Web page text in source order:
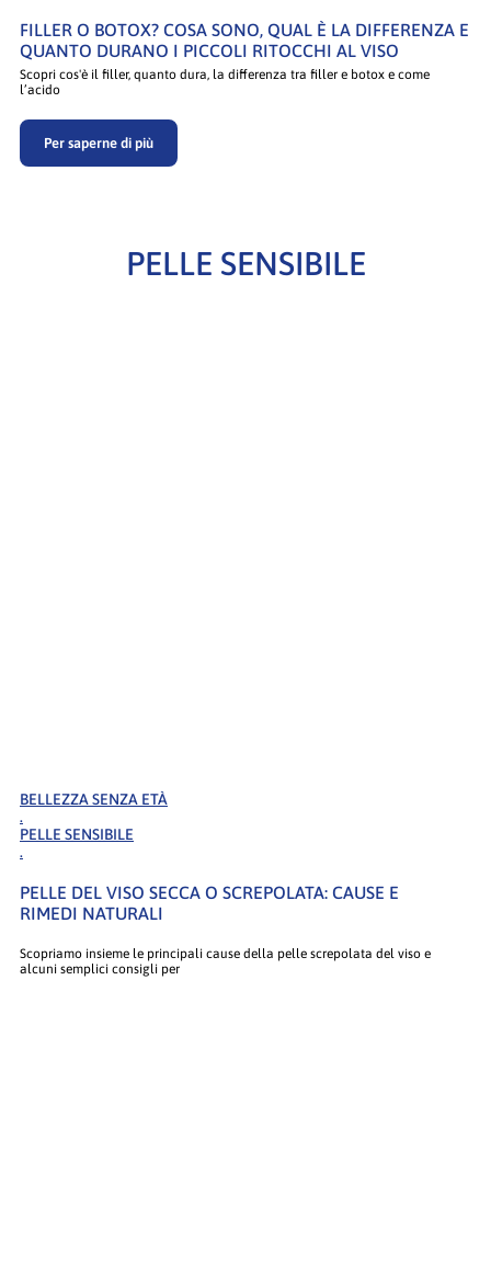
FILLER O BOTOX? COSA SONO, QUAL È LA DIFFERENZA E
QUANTO DURANO I PICCOLI RITOCCHI AL VISO
Scopri cos'è il filler, quanto dura, la differenza tra filler e botox e come
l’acido
Per saperne di più
PELLE SENSIBILE
BELLEZZA SENZA ETÀ
.
PELLE SENSIBILE
.
PELLE DEL VISO SECCA O SCREPOLATA: CAUSE E
RIMEDI NATURALI
Scopriamo insieme le principali cause della pelle screpolata del viso e
alcuni semplici consigli per